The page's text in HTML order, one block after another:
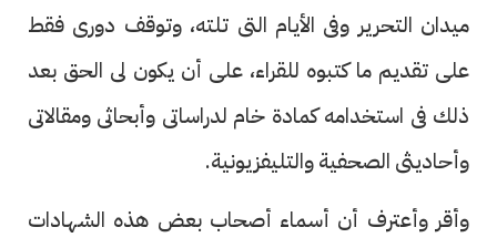
ميدان التحرير وفى الأيام التى تلته، وتوقف دورى فقط
على تقديم ما كتبوه للقراء، على أن يكون لى الحق بعد
ذلك فى استخدامه كمادة خام لدراساتى وأبحاثى ومقالاتى
وأحاديثى الصحفية والتليفزيونية.
وأقر وأعترف أن أسماء أصحاب بعض هذه الشهادات